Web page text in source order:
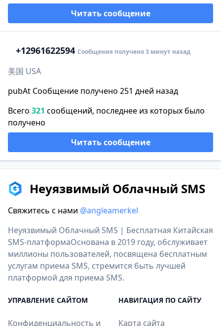
Читать сообщение
+12961622594 Сообщение получено 3 минут назад
美国 USA
pubAt Сообщение получено 251 дней назад
Всего 321 сообщений, последнее из которых было
получено
Читать сообщение
Неуязвимый Облачный SMS
Свяжитесь с нами @angleamerkel
Неуязвимый Облачный SMS | Бесплатная Китайская
SMS-платформаОснована в 2019 году, обслуживает
миллионы пользователей, посвящена бесплатным
услугам приема SMS, стремится быть лучшей
платформой для приема SMS.
УПРАВЛЕНИЕ САЙТОМ
Конфиденциальность и
НАВИГАЦИЯ ПО САЙТУ
Карта сайта